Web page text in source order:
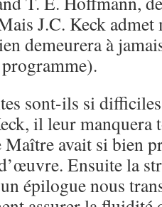
J.C. Keck admet
demeurera à
sont-ils si
il leur manquera
Maître avait si bien
Ensuite la
épilogue nous